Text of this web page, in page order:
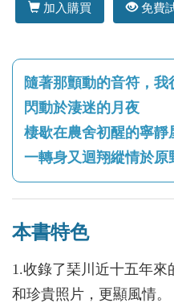
加入購買 免費
隨著那顫動的音符，
閃動於淒迷的月夜
棲歇在農舍初醒的寧
一轉身又迴翔縱情於
本書特色
1.收錄了琹川近十五年
和珍貴照片，更顯風情。